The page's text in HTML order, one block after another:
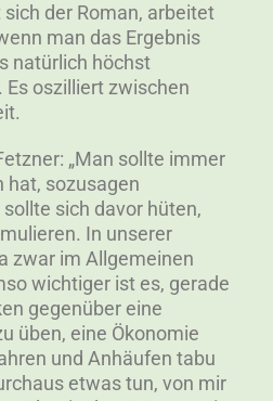
der Roman, arbeitet
man das Ergebnis
natürlich höchst
oszilliert zwischen
„Man sollte immer
hat, sozusagen
sich davor hüten,
In unserer
zwar im Allgemeinen
wichtiger ist es, gerade
gegenüber eine
üben, eine Ökonomie
und Anhäufen tabu
etwas tun, von mir